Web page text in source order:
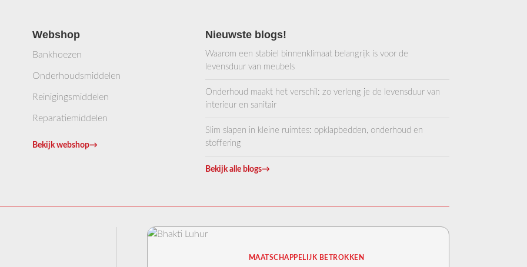
Webshop
Bankhoezen
Onderhoudsmiddelen
Reinigingsmiddelen
Reparatiemiddelen
Bekijk webshop→
Nieuwste blogs!
Waarom een stabiel binnenklimaat belangrijk is voor de
levensduur van meubels
Onderhoud maakt het verschil: zo verleng je de levensduur van
interieur en sanitair
Slim slapen in kleine ruimtes: opklapbedden, onderhoud en
stoffering
Bekijk alle blogs→
MAATSCHAPPELIJK BETROKKEN